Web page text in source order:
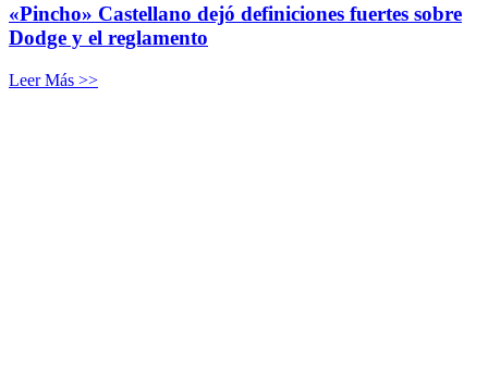
«Pincho» Castellano dejó definiciones fuertes sobre
Dodge y el reglamento
Leer Más >>